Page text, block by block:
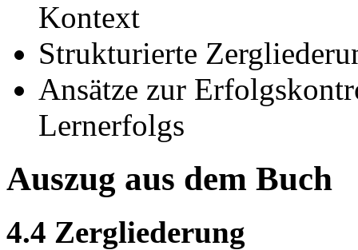
Kontext
Strukturierte
Ansätze zur
Lernerfolgs
Auszug aus dem Buch
4.4 Zergliederung